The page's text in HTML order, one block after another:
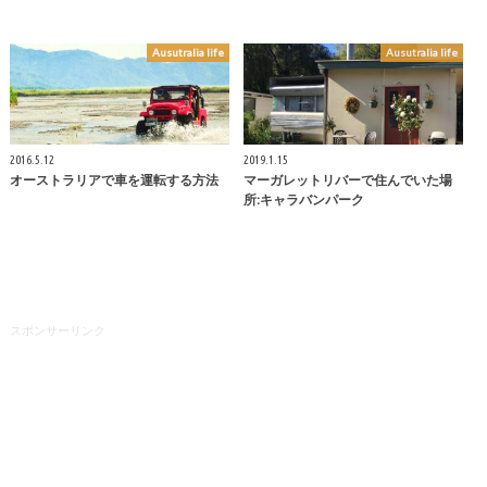
Ausutralia life
2016.5.12
オーストラリアで車を運転する方法
Ausutralia life
2019.1.15
マーガレットリバーで住んでいた場
所:キャラバンパーク
スポンサーリンク